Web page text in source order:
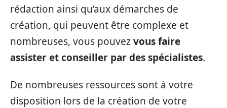
rédaction ainsi qu’aux démarches de
création, qui peuvent être complexe et
nombreuses, vous pouvezvous faire
assister et conseiller par des spécialistes.
De nombreuses ressources sont à votre
disposition lors de la création de votre